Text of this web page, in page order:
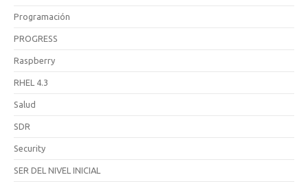
Programación
PROGRESS
Raspberry
RHEL 4.3
Salud
SDR
Security
SER DEL NIVEL INICIAL